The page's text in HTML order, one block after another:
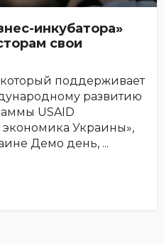
инкубатора»
свои
который поддерживает
развитию
USAID
экономика Украины»,
Демо день, ...